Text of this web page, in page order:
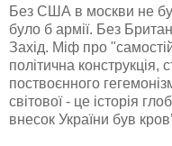
Без США в москви не
було б армії. Без
Захід. Міф про
політична
поствоєнного
світової - це історія
внесок України був